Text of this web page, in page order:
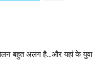
बहुत अलग है…और यहां के युवा